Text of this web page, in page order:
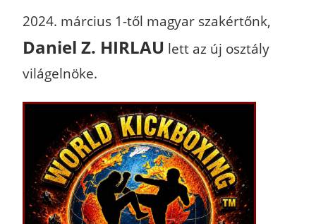
2024. március 1-től magyar szakértőnk,
Daniel Z. HIRLAU lett az új osztály
világelnöke.